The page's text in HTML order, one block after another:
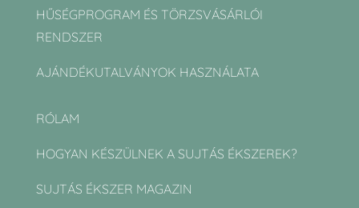
HŰSÉGPROGRAM ÉS TÖRZSVÁSÁRLÓI
RENDSZER
AJÁNDÉKUTALVÁNYOK HASZNÁLATA
RÓLAM
HOGYAN KÉSZÜLNEK A SUJTÁS ÉKSZEREK?
SUJTÁS ÉKSZER MAGAZIN